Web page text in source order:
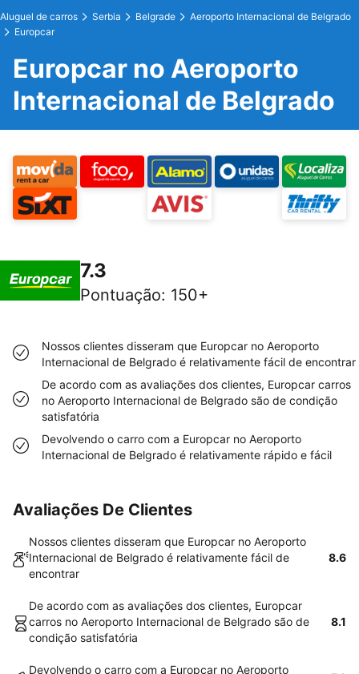
Aluguel de carros Serbia Belgrade
Aeroporto Internacional de Belgrado
Europcar
Europcar no Aeroporto
Internacional de Belgrado
7.3
Pontuação: 150+
Nossos clientes disseram que Europcar no Aeroporto
Internacional de Belgrado é relativamente fácil de encontrar
De acordo com as avaliações dos clientes, Europcar carros
no Aeroporto Internacional de Belgrado são de condição
satisfatória
Devolvendo o carro com a Europcar no Aeroporto
Internacional de Belgrado é relativamente rápido e fácil
Avaliações De Clientes
Nossos clientes disseram que Europcar no Aeroporto
Internacional de Belgrado é relativamente fácil de
encontrar
8.6
De acordo com as avaliações dos clientes, Europcar
carros no Aeroporto Internacional de Belgrado são de
condição satisfatória
8.1
Devolvendo o carro com a Europcar no Aeroporto